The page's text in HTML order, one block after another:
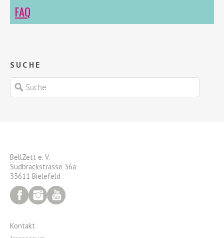
FAQ
SUCHE
BellZett e. V.
Sudbrackstrasse 36a
33611 Bielefeld
FacebookInstagram
Kontakt